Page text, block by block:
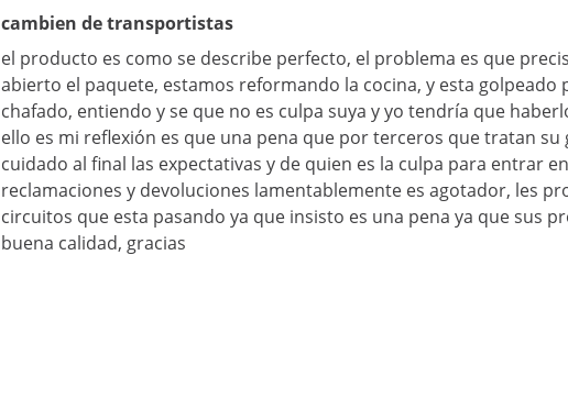
cambien de transportistas
el producto es como se describe perfecto, el problema es que
abierto el paquete, estamos reformando la cocina, y esta golpeado
chafado, entiendo y se que no es culpa suya y yo tendría que
ello es mi reflexión es que una pena que por terceros que tratan su
cuidado al final las expectativas y de quien es la culpa para entrar
reclamaciones y devoluciones lamentablemente es agotador, les
circuitos que esta pasando ya que insisto es una pena ya que sus
buena calidad, gracias